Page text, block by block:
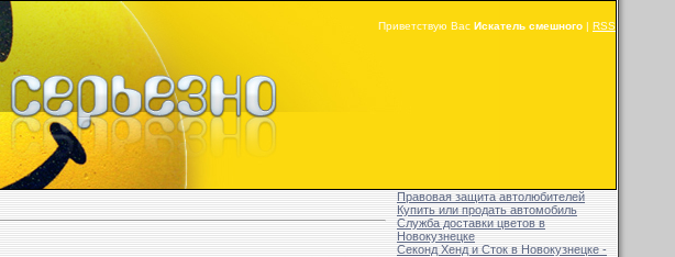
Приветствую Вас Искатель смешного | RSS
Правовая защита автолюбителей
Купить или продать автомобиль
Служба доставки цветов в
Новокузнецке
Секонд Хенд и Сток в Новокузнецке -